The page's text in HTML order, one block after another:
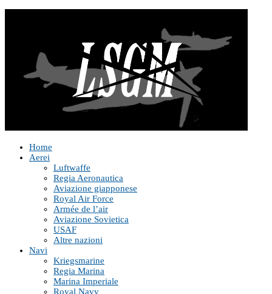
Home
Aerei
Luftwaffe
Regia Aeronautica
Aviazione giapponese
Royal Air Force
Armée de l’air
Aviazione Sovietica
USAF
Altre nazioni
Navi
Kriegsmarine
Regia Marina
Marina Imperiale
Royal Navy